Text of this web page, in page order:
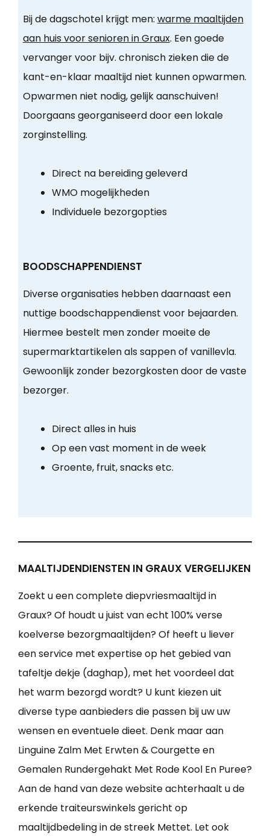
Bij de dagschotel krijgt men: warme maaltijden
aan huis voor senioren in Graux. Een goede
vervanger voor bijv. chronisch zieken die de
kant-en-klaar maaltijd niet kunnen opwarmen.
Opwarmen niet nodig, gelijk aanschuiven!
Doorgaans georganiseerd door een lokale
zorginstelling.
Direct na bereiding geleverd
WMO mogelijkheden
Individuele bezorgopties
BOODSCHAPPENDIENST
Diverse organisaties hebben daarnaast een
nuttige boodschappendienst voor bejaarden.
Hiermee bestelt men zonder moeite de
supermarktartikelen als sappen of vanillevla.
Gewoonlijk zonder bezorgkosten door de vaste
bezorger.
Direct alles in huis
Op een vast moment in de week
Groente, fruit, snacks etc.
MAALTIJDENDIENSTEN IN GRAUX VERGELIJKEN
Zoekt u een complete diepvriesmaaltijd in
Graux? Of houdt u juist van echt 100% verse
koelverse bezorgmaaltijden? Of heeft u liever
een service met expertise op het gebied van
tafeltje dekje (daghap), met het voordeel dat
het warm bezorgd wordt? U kunt kiezen uit
diverse type aanbieders die passen bij uw uw
wensen en eventuele dieet. Denk maar aan
Linguine Zalm Met Erwten & Courgette en
Gemalen Rundergehakt Met Rode Kool En Puree?
Aan de hand van deze website achterhaalt u de
erkende traiteurswinkels gericht op
maaltijdbedeling in de streek Mettet. Let ook